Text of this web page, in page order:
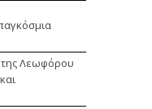
Λεωφόρου